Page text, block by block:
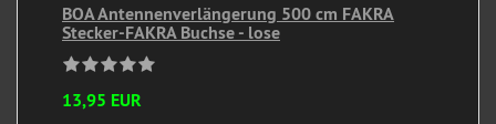
BOA Antennenverlängerung 500 cm FAKRA
Stecker-FAKRA Buchse - lose
13,95 EUR